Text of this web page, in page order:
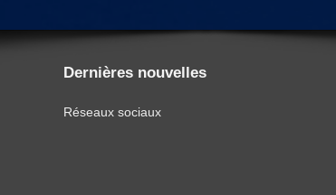
Dernières nouvelles
Réseaux sociaux